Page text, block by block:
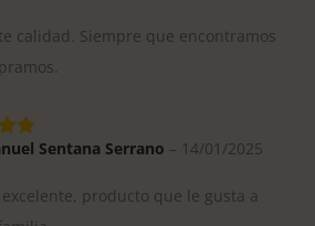
calidad. Siempre que encontramos
Sentana Serrano – 14/01/2025
producto que le gusta a